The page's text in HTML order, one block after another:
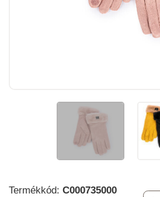
Termékkód: C000735000